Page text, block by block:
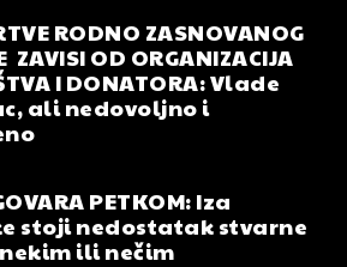
RODNO ZASNOVANOG
ZAVISI OD ORGANIZACIJA
I DONATORA: Vlade
ali nedovoljno i
PETKOM: Iza
stoji nedostatak stvarne
ili nečim